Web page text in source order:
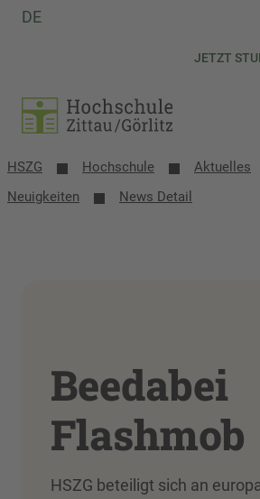
JETZT
DE
HSZG Hochschule
Aktuelles
Neuigkeiten
News Detail
Beedabei
Flashmob
HSZG beteiligt sich an